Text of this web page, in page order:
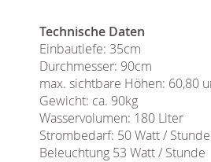
Technische Daten
Einbautiefe: 35cm
Durchmesser: 90cm
max. sichtbare Höhen: 60,80
Gewicht: ca. 90kg
Wasservolumen: 180 Liter
Strombedarf: 50 Watt /
Beleuchtung 53 Watt / Stunde